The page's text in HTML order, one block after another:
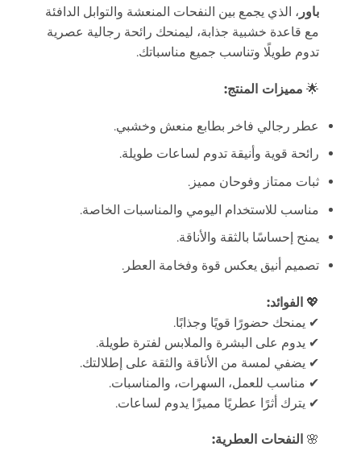
باور ، الذي يجمع بين النفحات المنعشة والتوابل الدافئة
مع قاعدة خشبية جذابة، ليمنحك رائحة رجالية عصرية
تدوم طويلًا وتناسب جميع مناسباتك.
🌟 مميزات المنتج:
عطر رجالي فاخر بطابع منعش وخشبي.
رائحة قوية وأنيقة تدوم لساعات طويلة.
ثبات ممتاز وفوحان مميز.
مناسب للاستخدام اليومي والمناسبات الخاصة.
يمنح إحساسًا بالثقة والأناقة.
تصميم أنيق يعكس قوة وفخامة العطر.
💖 الفوائد:
✔ يمنحك حضورًا قويًا وجذابًا.
✔ يدوم على البشرة والملابس لفترة طويلة.
✔ يضفي لمسة من الأناقة والثقة على إطلالتك.
✔ مناسب للعمل، السهرات، والمناسبات.
✔ يترك أثرًا عطريًا مميزًا يدوم لساعات.
🌸 النفحات العطرية: